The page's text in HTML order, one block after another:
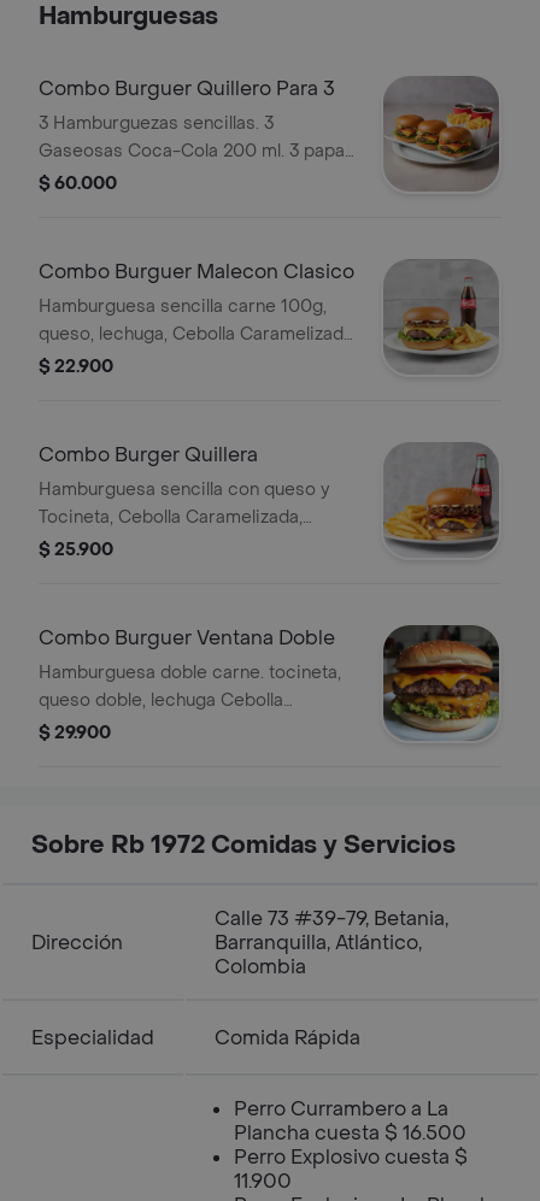
Hamburguesas
Combo Burguer Quillero Para 3
3 Hamburguezas sencillas. 3
Gaseosas Coca-Cola 200 ml. 3 papas
pequeñas
$ 60.000
Combo Burguer Malecon Clasico
Hamburguesa sencilla carne 100g,
queso, lechuga, Cebolla Caramelizada,
salsas. Papas pequeñas. Coca-Cola
$ 22.900
Combo Burger Quillera
Hamburguesa sencilla con queso y
Tocineta, Cebolla Caramelizada,
salsas. Papas grandes. Coca-Cola
$ 25.900
Combo Burguer Ventana Doble
Hamburguesa doble carne. tocineta,
queso doble, lechuga Cebolla
caramelizada, salsas. Papas
$ 29.900
Sobre Rb 1972 Comidas y Servicios
Dirección
Calle 73 #39-79, Betania,
Barranquilla, Atlántico,
Colombia
Especialidad Comida Rápida
Perro Currambero a La
Plancha cuesta $ 16.500
Perro Explosivo cuesta $
11.900